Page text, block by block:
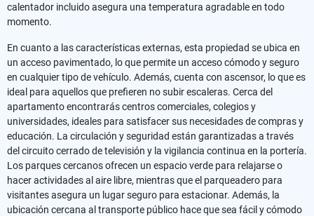
calentador incluido asegura una temperatura agradable en todo
momento.
En cuanto a las características externas, esta propiedad se ubica en
un acceso pavimentado, lo que permite un acceso cómodo y seguro
en cualquier tipo de vehículo. Además, cuenta con ascensor, lo que es
ideal para aquellos que prefieren no subir escaleras. Cerca del
apartamento encontrarás centros comerciales, colegios y
universidades, ideales para satisfacer sus necesidades de compras y
educación. La circulación y seguridad están garantizadas a través
del circuito cerrado de televisión y la vigilancia continua en la portería.
Los parques cercanos ofrecen un espacio verde para relajarse o
hacer actividades al aire libre, mientras que el parqueadero para
visitantes asegura un lugar seguro para estacionar. Además, la
ubicación cercana al transporte público hace que sea fácil y cómodo